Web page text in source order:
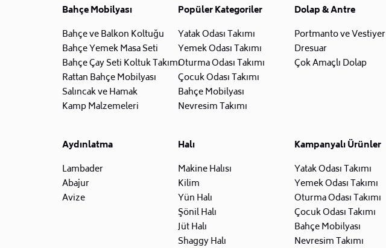
Bahçe Mobilyası
Bahçe ve Balkon Koltuğu
Bahçe Yemek Masa Seti
Bahçe Çay Seti Koltuk Takımı
Rattan Bahçe Mobilyası
Salıncak ve Hamak
Kamp Malzemeleri
Popüler Kategoriler
Yatak Odası Takımı
Yemek Odası Takımı
Oturma Odası Takımı
Çocuk Odası Takımı
Bahçe Mobilyası
Nevresim Takımı
Dolap & Antre
Portmanto ve Vestiyer
Dresuar
Çok Amaçlı Dolap
Aydınlatma
Lambader
Abajur
Avize
Halı
Makine Halısı
Kilim
Yün Halı
Şönil Halı
Jüt Halı
Shaggy Halı
Kampanyalı Ürünler
Yatak Odası Takımı
Yemek Odası Takımı
Oturma Odası Takımı
Çocuk Odası Takımı
Bahçe Mobilyası
Nevresim Takımı